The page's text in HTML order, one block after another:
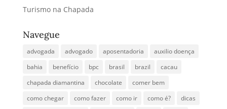
Turismo na Chapada
Navegue
advogada advogado aposentadoria
auxilio doença
bahia
benefício bpc brasil brazil
cacau
chapada diamantina
chocolate
comer bem
como chegar
como fazer como ir como é? dicas